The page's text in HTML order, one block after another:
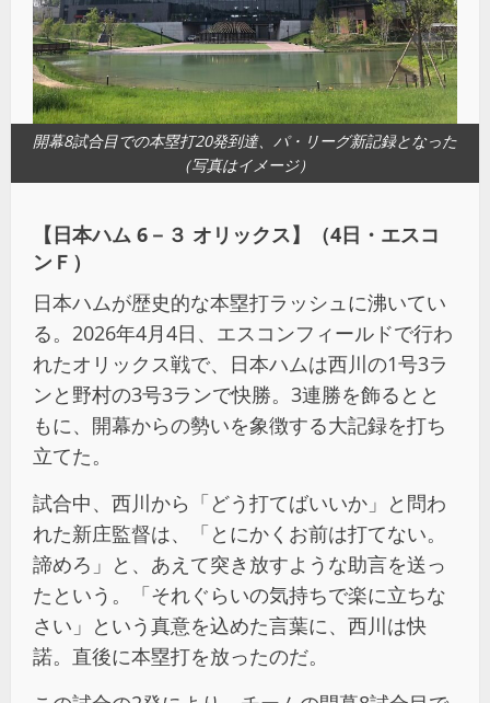
開幕8試合目での本塁打20発到達、パ・リーグ新記録となった
（写真はイメージ）
【日本ハム 6－３ オリックス】（4日・エスコ
ンＦ）
日本ハムが歴史的な本塁打ラッシュに沸いてい
る。2026年4月4日、エスコンフィールドで行わ
れたオリックス戦で、日本ハムは西川の1号3ラ
ンと野村の3号3ランで快勝。3連勝を飾るとと
もに、開幕からの勢いを象徴する大記録を打ち
立てた。
試合中、西川から「どう打てばいいか」と問わ
れた新庄監督は、「とにかくお前は打てない。
諦めろ」と、あえて突き放すような助言を送っ
たという。「それぐらいの気持ちで楽に立ちな
さい」という真意を込めた言葉に、西川は快
諾。直後に本塁打を放ったのだ。